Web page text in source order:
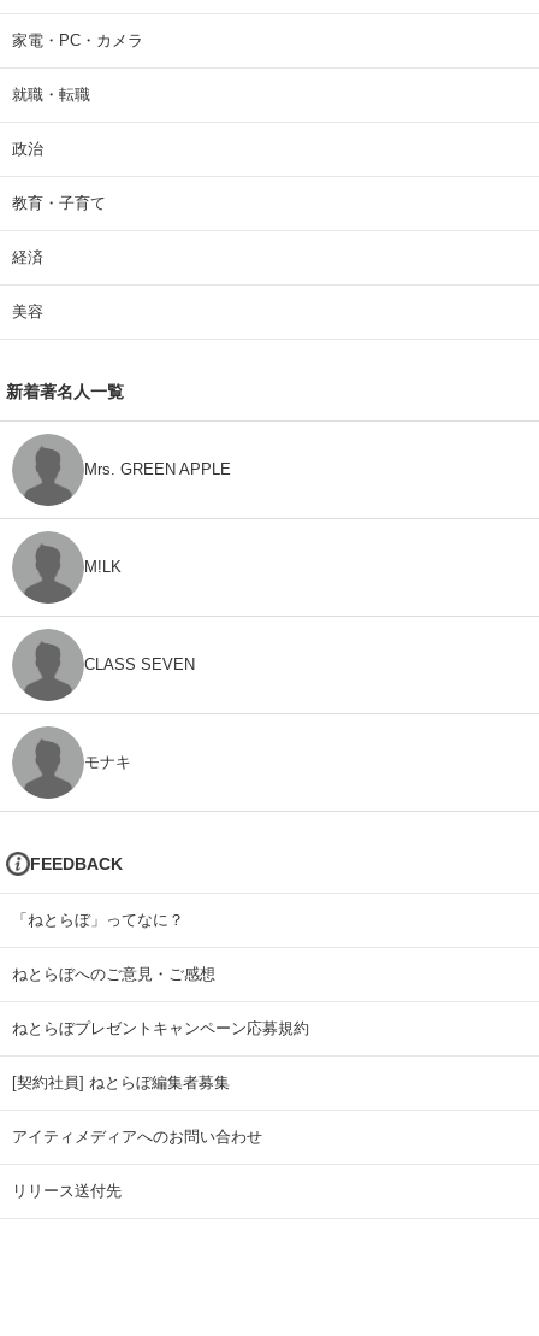
家電・PC・カメラ
就職・転職
政治
教育・子育て
経済
美容
新着著名人一覧
Mrs. GREEN APPLE
M!LK
CLASS SEVEN
モナキ
FEEDBACK
「ねとらぼ」ってなに？
ねとらぼへのご意見・ご感想
ねとらぼプレゼントキャンペーン応募規約
[契約社員] ねとらぼ編集者募集
アイティメディアへのお問い合わせ
リリース送付先